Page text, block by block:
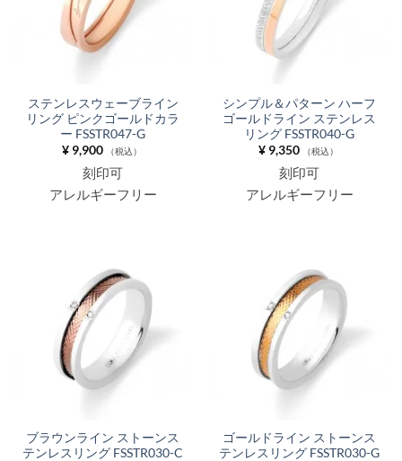
ステンレスウェーブライン
リング ピンクゴールドカラ
ー FSSTR047-G
¥9,900 （税込）
刻印可
アレルギーフリー
シンプル＆パターン ハーフ
ゴールドライン ステンレス
リング FSSTR040-G
¥9,350 （税込）
刻印可
アレルギーフリー
ブラウンライン ストーンス
テンレスリング FSSTR030-C
ゴールドライン ストーンス
テンレスリング FSSTR030-G